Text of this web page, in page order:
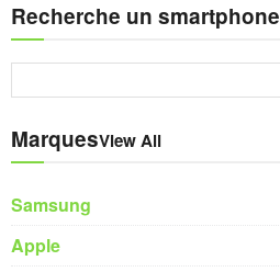
Recherche un smartphone
MarquesView All
Samsung
Apple